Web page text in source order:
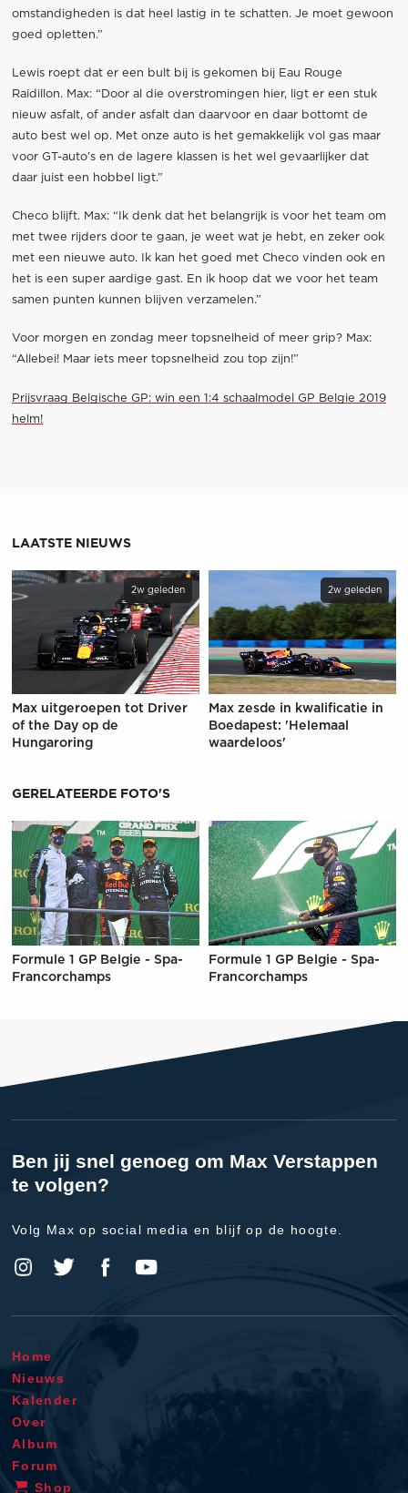
omstandigheden is dat heel lastig in te schatten. Je moet gewoon
goed opletten.”
Lewis roept dat er een bult bij is gekomen bij Eau Rouge
Raidillon. Max: “Door al die overstromingen hier, ligt er een stuk
nieuw asfalt, of ander asfalt dan daarvoor en daar bottomt de
auto best wel op. Met onze auto is het gemakkelijk vol gas maar
voor GT-auto’s en de lagere klassen is het wel gevaarlijker dat
daar juist een hobbel ligt.”
Checo blijft. Max: “Ik denk dat het belangrijk is voor het team om
met twee rijders door te gaan, je weet wat je hebt, en zeker ook
met een nieuwe auto. Ik kan het goed met Checo vinden ook en
het is een super aardige gast. En ik hoop dat we voor het team
samen punten kunnen blijven verzamelen.”
Voor morgen en zondag meer topsnelheid of meer grip? Max:
“Allebei! Maar iets meer topsnelheid zou top zijn!”
Prijsvraag Belgische GP: win een 1:4 schaalmodel GP Belgie 2019
helm!
LAATSTE NIEUWS
2w geleden
Max uitgeroepen tot Driver
of the Day op de
Hungaroring
2w geleden
Max zesde in kwalificatie in
Boedapest: 'Helemaal
waardeloos'
GERELATEERDE FOTO'S
Formule 1 GP Belgie - Spa-
Francorchamps
Formule 1 GP Belgie - Spa-
Francorchamps
Ben jij snel genoeg om Max Verstappen
te volgen?
Volg Max op social media en blijf op de hoogte.
Home
Nieuws
Kalender
Over
Album
Forum
Shop